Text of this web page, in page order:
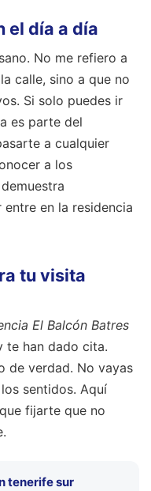
el día a día
No me refiero a
calle, sino a que no
Si solo puedes ir
es parte del
a cualquier
a los
en la residencia
tu visita
El Balcón Batres
te han dado cita.
de verdad. No vayas
sentidos. Aquí
fijarte que no
tenerife sur